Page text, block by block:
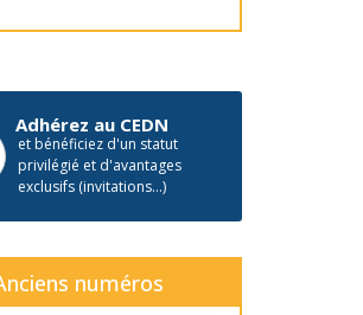
Adhérez au CEDN
et bénéficiez d'un statut
privilégié et d'avantages
exclusifs (invitations...)
numéros